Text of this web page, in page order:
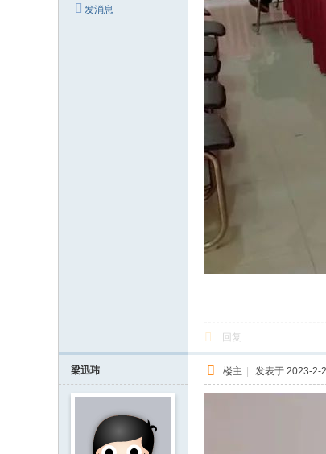
发消息
回复
梁迅玮 楼主 | 发表于 2023-2-